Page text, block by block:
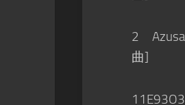
2 Azusa
曲]